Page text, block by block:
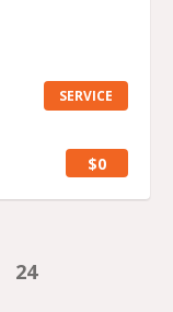
SERVICE
$0
24